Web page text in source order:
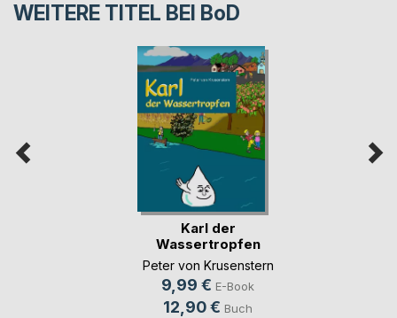
WEITERE TITEL BEI BoD
Karl der
Wassertropfen
Peter von Krusenstern
9,99 € E-Book
12,90 € Buch